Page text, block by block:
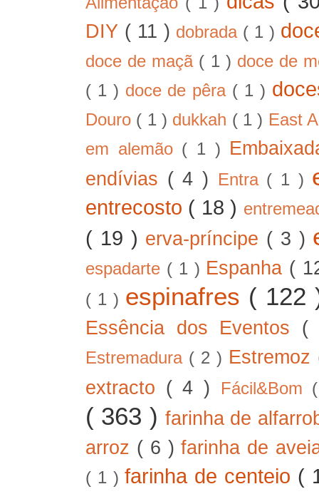
DIY ( 11 ) dobrada ( 1 )
doce de maçã ( 1 ) doce de
( 1 ) doce de pêra ( 1 )
Douro ( 1 ) dukkah ( 1 ) East
em alemão ( 1 )
endívias ( 4 ) Entra ( 1 )
entrecosto ( 18 )
( 19 ) erva-príncipe ( 3 )
espadarte ( 1 ) Espanha (
( 1 ) espinafres (
Essência dos Eventos (
Estremadura ( 2 ) Estremoz
extracto ( 4 ) Fácil&Bom
( 363 )farinha de
arroz ( 6 )farinha de
( 1 )farinha de centeio (